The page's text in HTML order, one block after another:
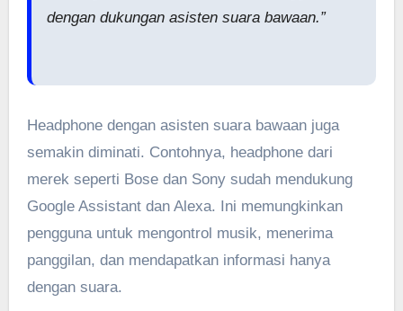
dengan dukungan asisten suara bawaan.”
Headphone dengan asisten suara bawaan juga
semakin diminati. Contohnya, headphone dari
merek seperti Bose dan Sony sudah mendukung
Google Assistant dan Alexa. Ini memungkinkan
pengguna untuk mengontrol musik, menerima
panggilan, dan mendapatkan informasi hanya
dengan suara.